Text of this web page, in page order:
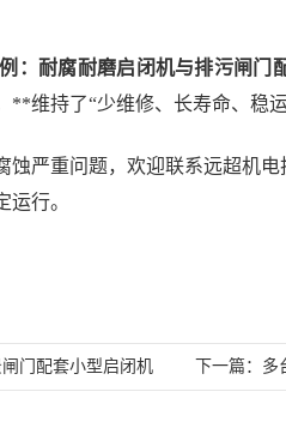
：耐腐耐磨启闭机与排污闸门
维持了“少维修、长寿命、稳运
蚀严重问题，欢迎联系远超机
行。
门配套小型启闭机 下一篇： 多